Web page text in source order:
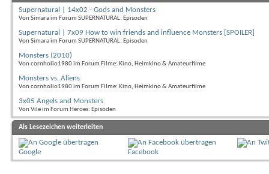
Supernatural | 14x02 - Gods and Monsters
Von Simara im Forum SUPERNATURAL: Episoden
Supernatural | 7x09 How to win friends and influence Monsters [SPOILER]
Von Simara im Forum SUPERNATURAL: Episoden
Monsters (2010)
Von cornholio1980 im Forum Filme: Kino, Heimkino & Amateurfilme
Monsters vs. Aliens
Von cornholio1980 im Forum Filme: Kino, Heimkino & Amateurfilme
3x05 Angels and Monsters
Von Vile im Forum Heroes: Episoden
Als Lesezeichen weiterleiten
Google Facebook